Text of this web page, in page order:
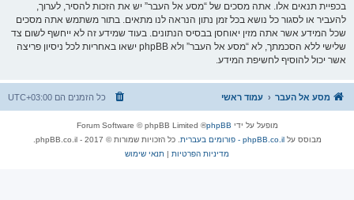
בכפיית תנאים אלו. אתה מסכים של “מסע אל העבר” יש את הזכות להסיר, לערוך,
להעביר או לסגור כל נושא בכל זמן נתון הנראה לנו מתאים. בתור משתמש אתה מסכים
שכל המידע אשר אתה מזין יאוחסן בבסיס הנתונים. בעוד שמידע זה לא ייחשף לשום צד
שלישי ללא הסכמתך, לא “מסע אל העבר” ולא phpBB ישאו באחריות לכל ניסיון פריצה
אשר יכול להוסיף לחשיפת המידע.
מסע אל העבר עמוד ראשי כל הזמנים הם UTC+03:00
מופעל על ידי phpBB
® Forum Software © phpBB Limited
מבוסס עלphpBB.co.il - פורומים בעברית
. כל הזכויות שמורות © 2017 - phpBB.co.il.
מדיניות הפרטיות | תנאי שימוש